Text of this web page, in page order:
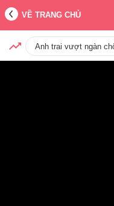
VỀ TRANG CHỦ
Anh trai vượt ngàn